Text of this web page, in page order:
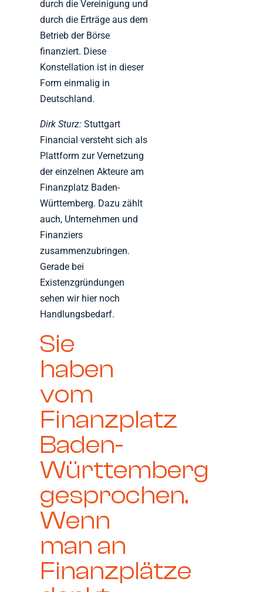
durch die Vereinigung und
durch die Erträge aus dem
Betrieb der Börse
finanziert. Diese
Konstellation ist in dieser
Form einmalig in
Deutschland.
Dirk Sturz:Stuttgart
Financial versteht sich als
Plattform zur Vernetzung
der einzelnen Akteure am
Finanzplatz Baden-
Württemberg. Dazu zählt
auch, Unternehmen und
Finanziers
zusammenzubringen.
Gerade bei
Existenzgründungen
sehen wir hier noch
Handlungsbedarf.
Sie
haben
vom
Finanzplatz
Baden-
Württemberg
gesprochen.
Wenn
man an
Finanzplätze